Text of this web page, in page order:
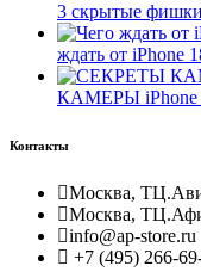
3 скрытые фишки
ждать от iPhone
КАМЕРЫ iPhone
Контакты
Москва,
Москва,
info@ap-store.ru
+7 (495) 266-